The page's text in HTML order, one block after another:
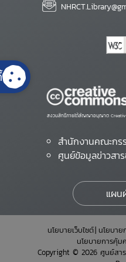
สงวนสิทธิ์ภายใต้สัญญาอนุญาต
สำนักงานคณะกร
ศูนย์ข้อมูลข่าวสา
แผน
นโยบายเว็บไซต์ นโยบา
นโยบายการคุ้
Copyright © 2026 ศูนย์สา